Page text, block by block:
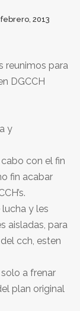
febrero, 2013
reunimos para
DGCCH
y
con el fin
fin acabar
y les
aisladas, para
cch, esten
a frenar
plan original